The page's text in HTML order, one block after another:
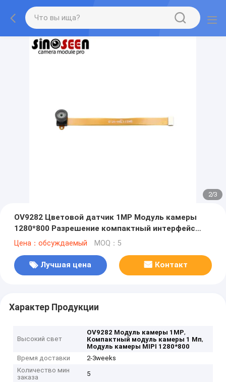
2/3
OV9282 Цветовой датчик 1MP Модуль камеры
1280*800 Разрешение компактный интерфейс
MIPI
Цена：обсуждаемый MOQ：5
Лучшая цена Контакт
Характер Продукции
Высокий свет
OV9282 Модуль камеры 1MP,
Компактный модуль камеры 1 Мп,
Модуль камеры MIPI 1280*800
Время доставки
2-3weeks
Количество мин
заказа
5